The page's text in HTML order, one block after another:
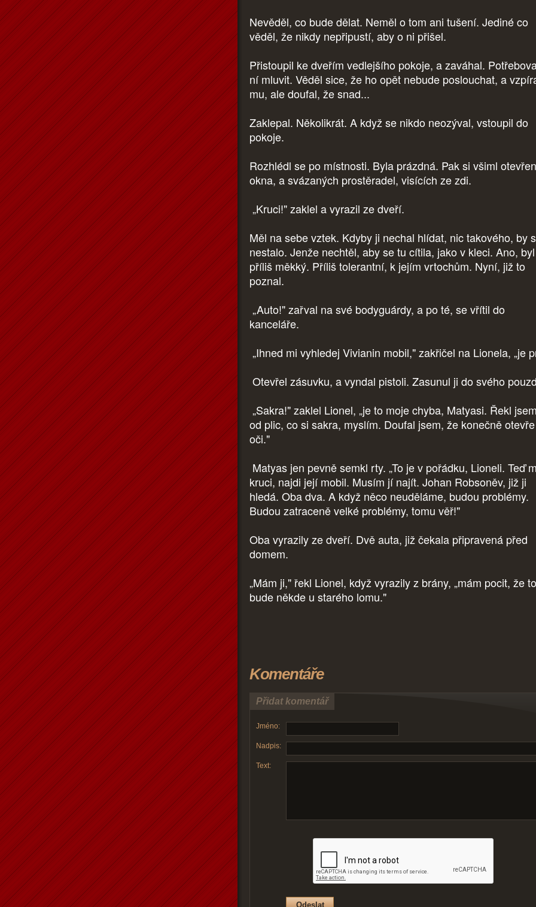
Nevěděl, co bude dělat. Neměl o tom ani tušení. Jediné co
věděl, že nikdy nepřipustí, aby o ni přišel.
Přistoupil ke dveřím vedlejšího pokoje, a zaváhal.
ní mluvit. Věděl sice, že ho opět nebude poslouchat, a
mu, ale doufal, že snad...
Zaklepal. Několikrát. A když se nikdo neozýval, vstoupil do
pokoje.
Rozhlédl se po místnosti. Byla prázdná. Pak si všiml
okna, a svázaných prostěradel, visících ze zdi.
„Kruci!" zaklel a vyrazil ze dveří.
Měl na sebe vztek. Kdyby ji nechal hlídat, nic takového, by
nestalo. Jenže nechtěl, aby se tu cítila, jako v kleci. Ano,
příliš měkký. Příliš tolerantní, k jejím vrtochům. Nyní, již to
poznal.
„Auto!" zařval na své bodyguárdy, a po té, se vřítil do
kanceláře.
„Ihned mi vyhledej Vivianin mobil," zakřičel na Lionela, „je
Otevřel zásuvku, a vyndal pistoli. Zasunul ji do svého
„Sakra!" zaklel Lionel, „je to moje chyba, Matyasi. Řekl
od plic, co si sakra, myslím. Doufal jsem, že konečně otevře
oči."
Matyas jen pevně semkl rty. „To je v pořádku, Lioneli. Teď
kruci, najdi její mobil. Musím jí najít. Johan Robsoněv, již ji
hledá. Oba dva. A když něco neuděláme, budou problémy.
Budou zatraceně velké problémy, tomu věř!"
Oba vyrazily ze dveří. Dvě auta, již čekala připravená před
domem.
„Mám ji," řekl Lionel, když vyrazily z brány, „mám pocit, že to
bude někde u starého lomu."
Komentáře
Přidat komentář
Jméno:
Nadpis:
Text: